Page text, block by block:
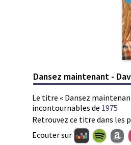
Dansez maintenant -
Le titre « Dansez
incontournables de 1975
Retrouvez ce titre dans les
Ecouter sur